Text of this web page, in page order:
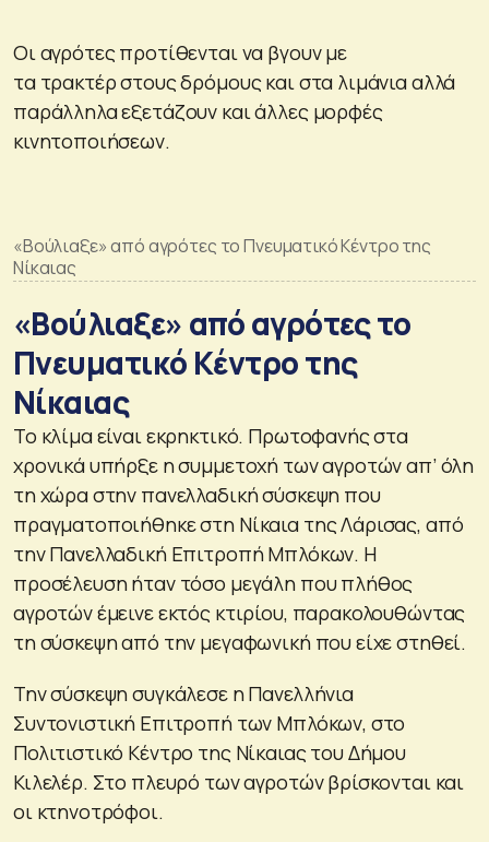
Οι αγρότες προτίθενται να βγουν με
τα τρακτέρ στους δρόμους και στα λιμάνια αλλά
παράλληλα εξετάζουν και άλλες μορφές
κινητοποιήσεων.
«Βούλιαξε» από αγρότες το Πνευματικό Κέντρο της
Νίκαιας
«Βούλιαξε» από αγρότες το
Πνευματικό Κέντρο της
Νίκαιας
Το κλίμα είναι εκρηκτικό. Πρωτοφανής στα
χρονικά υπήρξε η συμμετοχή των αγροτών απ’ όλη
τη χώρα στην πανελλαδική σύσκεψη που
πραγματοποιήθηκε στη Νίκαια της Λάρισας, από
την Πανελλαδική Επιτροπή Μπλόκων. Η
προσέλευση ήταν τόσο μεγάλη που πλήθος
αγροτών έμεινε εκτός κτιρίου, παρακολουθώντας
τη σύσκεψη από την μεγαφωνική που είχε στηθεί.
Την σύσκεψη συγκάλεσε η Πανελλήνια
Συντονιστική Επιτροπή των Μπλόκων, στο
Πολιτιστικό Κέντρο της Νίκαιας του Δήμου
Κιλελέρ. Στο πλευρό των αγροτών βρίσκονται και
οι κτηνοτρόφοι.